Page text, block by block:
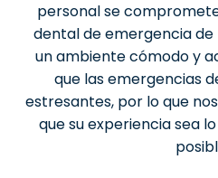
personal se
dental de emergencia
un ambiente cómodo y
que las emergencias
estresantes, por lo que
que su experiencia sea